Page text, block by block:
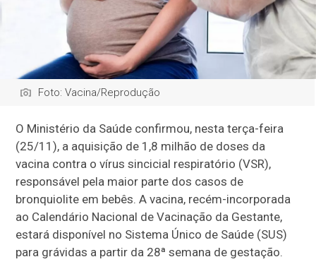
Foto: Vacina/Reprodução
O Ministério da Saúde confirmou, nesta terça-feira
(25/11), a aquisição de 1,8 milhão de doses da
vacina contra o vírus sincicial respiratório (VSR),
responsável pela maior parte dos casos de
bronquiolite em bebês. A vacina, recém-incorporada
ao Calendário Nacional de Vacinação da Gestante,
estará disponível no Sistema Único de Saúde (SUS)
para grávidas a partir da 28ª semana de gestação.